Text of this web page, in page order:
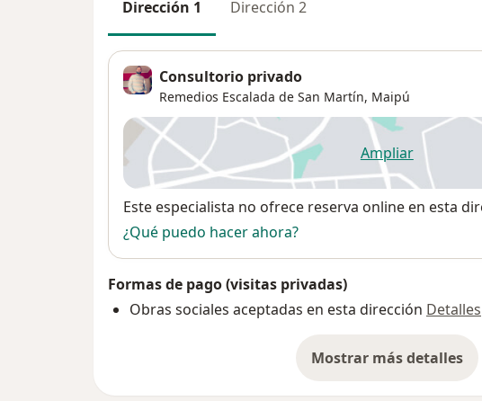
Dirección 1 Dirección 2
Consultorio privado
Remedios Escalada de San Martín, Maipú
Ampliarse abre en
Disponibilidad
Este especialista no ofrece reserva online en esta
¿Qué puedo hacer ahora?
Formas de pago (visitas privadas)
Obras sociales aceptadas en esta dirección Detalles
Mostrar más detalles
sobre la